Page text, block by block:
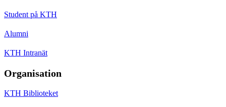
Student på KTH
Alumni
KTH Intranät
Organisation
KTH Biblioteket